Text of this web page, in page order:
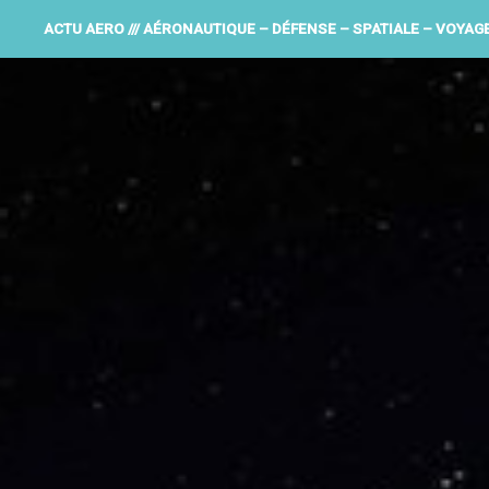
ACTU AERO /// AÉRONAUTIQUE – DÉFENSE – SPATIALE –